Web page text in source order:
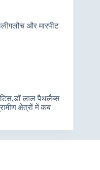
और मारपीट
लाल पैथलैब्स
क्षेत्रों में कब